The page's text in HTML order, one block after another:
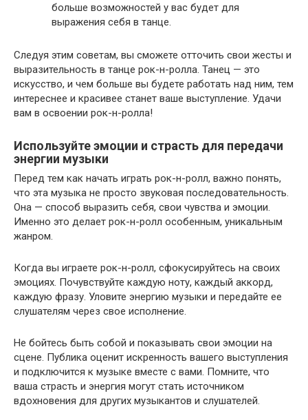
больше возможностей у вас будет для
выражения себя в танце.
Следуя этим советам, вы сможете отточить свои жесты и
выразительность в танце рок-н-ролла. Танец — это
искусство, и чем больше вы будете работать над ним, тем
интереснее и красивее станет ваше выступление. Удачи
вам в освоении рок-н-ролла!
Используйте эмоции и страсть для передачи
энергии музыки
Перед тем как начать играть рок-н-ролл, важно понять,
что эта музыка не просто звуковая последовательность.
Она — способ выразить себя, свои чувства и эмоции.
Именно это делает рок-н-ролл особенным, уникальным
жанром.
Когда вы играете рок-н-ролл, сфокусируйтесь на своих
эмоциях. Почувствуйте каждую ноту, каждый аккорд,
каждую фразу. Уловите энергию музыки и передайте ее
слушателям через свое исполнение.
Не бойтесь быть собой и показывать свои эмоции на
сцене. Публика оценит искренность вашего выступления
и подключится к музыке вместе с вами. Помните, что
ваша страсть и энергия могут стать источником
вдохновения для других музыкантов и слушателей.